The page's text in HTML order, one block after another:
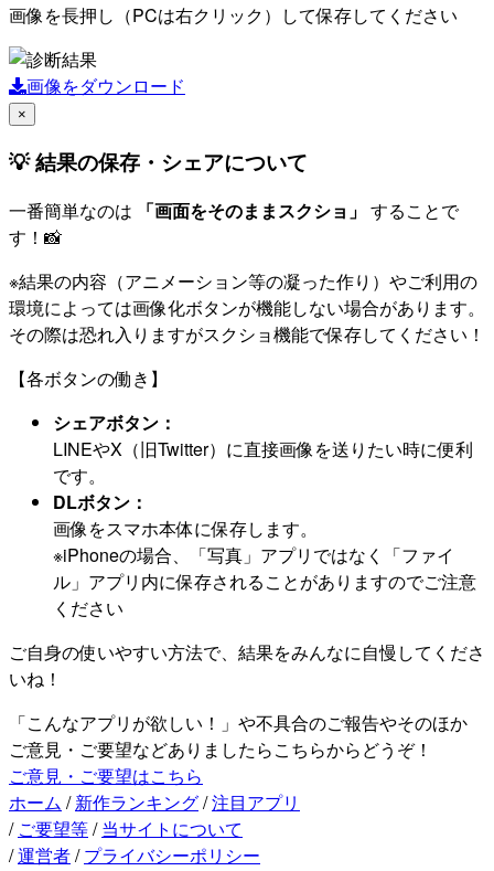
画像を長押し（PCは右クリック）して保存してください
画像をダウンロード
×
💡 結果の保存・シェアについて
一番簡単なのは 「画面をそのままスクショ」 することで
す！📸
※結果の内容（アニメーション等の凝った作り）やご利用の
環境によっては画像化ボタンが機能しない場合があります。
その際は恐れ入りますがスクショ機能で保存してください！
【各ボタンの働き】
シェアボタン：
LINEやX（旧Twitter）に直接画像を送りたい時に便利
です。
DLボタン：
画像をスマホ本体に保存します。
※iPhoneの場合、「写真」アプリではなく「ファイ
ル」アプリ内に保存されることがありますのでご注意
ください
ご自身の使いやすい方法で、結果をみんなに自慢してくださ
いね！
「こんなアプリが欲しい！」や不具合のご報告やそのほか
ご意見・ご要望などありましたらこちらからどうぞ！
ご意見・ご要望はこちら
ホーム / 新作ランキング/注目アプリ
/ ご要望等/ 当サイトについて
/運営者/ プライバシーポリシー